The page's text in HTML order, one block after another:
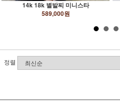
14k 18k 별발찌 미니스타
589,000원
정렬